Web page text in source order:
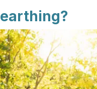
earthing?